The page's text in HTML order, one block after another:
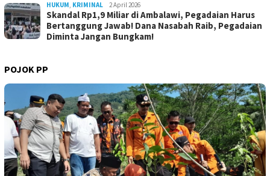
HUKUM, KRIMINAL 2 April 2026
Skandal Rp1,9 Miliar di Ambalawi, Pegadaian Harus
Bertanggung Jawab! Dana Nasabah Raib, Pegadaian
Diminta Jangan Bungkam!
POJOK PP